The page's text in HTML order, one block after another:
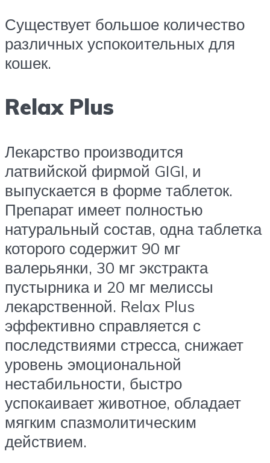
Существует большое количество
различных успокоительных для
кошек.
Relax Plus
Лекарство производится
латвийской фирмой GIGI, и
выпускается в форме таблеток.
Препарат имеет полностью
натуральный состав, одна таблетка
которого содержит 90 мг
валерьянки, 30 мг экстракта
пустырника и 20 мг мелиссы
лекарственной. Relax Plus
эффективно справляется с
последствиями стресса, снижает
уровень эмоциональной
нестабильности, быстро
успокаивает животное, обладает
мягким спазмолитическим
действием.